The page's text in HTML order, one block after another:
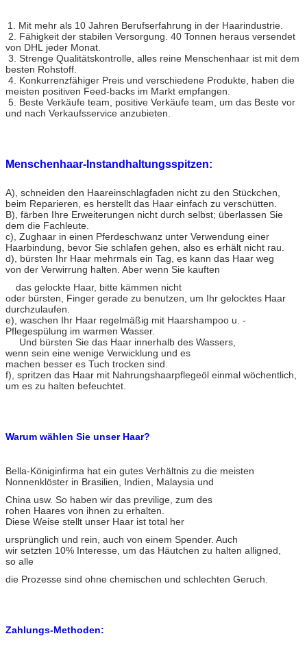
1. Mit mehr als 10 Jahren Berufserfahrung in der Haarindustrie.
2. Fähigkeit der stabilen Versorgung. 40 Tonnen heraus versendet
von DHL jeder Monat.
3. Strenge Qualitätskontrolle, alles reine Menschenhaar ist mit dem
besten Rohstoff.
4. Konkurrenzfähiger Preis und verschiedene Produkte, haben die
meisten positiven Feed-backs im Markt empfangen.
5. Beste Verkäufe team, positive Verkäufe team, um das Beste vor
und nach Verkaufsservice anzubieten.
Menschenhaar-Instandhaltungsspitzen:
A), schneiden den Haareinschlagfaden nicht zu den Stückchen,
beim Reparieren, es herstellt das Haar einfach zu verschütten.
B), färben Ihre Erweiterungen nicht durch selbst; überlassen Sie
dem die Fachleute.
c), Zughaar in einen Pferdeschwanz unter Verwendung einer
Haarbindung, bevor Sie schlafen gehen, also es erhält nicht rau.
d), bürsten Ihr Haar mehrmals ein Tag, es kann das Haar weg
von der Verwirrung halten. Aber wenn Sie kauften
das gelockte Haar, bitte kämmen nicht
oder bürsten,
Finger gerade zu benutzen, um Ihr gelocktes Haar
durchzulaufen.
e), waschen Ihr Haar regelmäßig mit Haarshampoo u. -
Pflegespülung im warmen Wasser.
Und bürsten Sie das Haar innerhalb des Wassers,
wenn sein eine wenige Verwicklung und es
machen besser es Tuch trocken sind.
f), spritzen das Haar mit Nahrungshaarpflegeöl einmal wöchentlich,
um es zu halten befeuchtet.
Warum wählen Sie unser Haar?
Bella-Königinfirma hat ein gutes Verhältnis zu die meisten
Nonnenklöster in Brasilien, Indien, Malaysia und
China usw. So haben wir das previlige, zum des
rohen Haares von ihnen zu erhalten.
Diese Weise stellt unser Haar ist total her
ursprünglich und rein, auch von einem Spender. Auch
wir setzten 10% Interesse, um das Häutchen zu halten alligned,
so alle
die Prozesse sind ohne chemischen und schlechten Geruch.
Zahlungs-Methoden: